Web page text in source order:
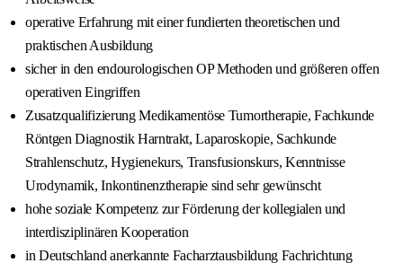
operative Erfahrung mit einer fundierten theoretischen und
praktischen Ausbildung
sicher in den endourologischen OP Methoden und größeren offen
operativen Eingriffen
Zusatzqualifizierung Medikamentöse Tumortherapie, Fachkunde
Röntgen Diagnostik Harntrakt, Laparoskopie, Sachkunde
Strahlenschutz, Hygienekurs, Transfusionskurs, Kenntnisse
Urodynamik, Inkontinenztherapie sind sehr gewünscht
hohe soziale Kompetenz zur Förderung der kollegialen und
interdisziplinären Kooperation
in Deutschland anerkannte Facharztausbildung Fachrichtung